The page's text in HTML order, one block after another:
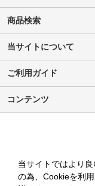
商品検索
当サイトについて
ご利用ガイド
コンテンツ
当サイトではより
の為、Cookieを利用